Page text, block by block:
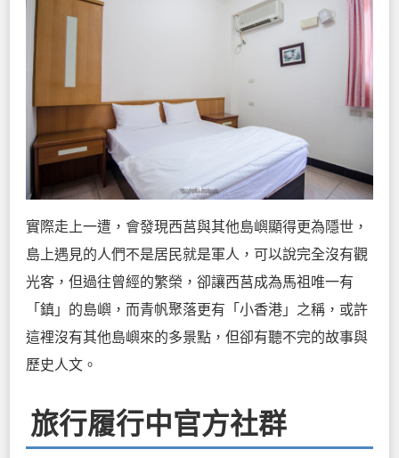
實際走上一遭，會發現西莒與其他島嶼顯得更為隱世，
島上遇見的人們不是居民就是軍人，可以說完全沒有觀
光客，但過往曾經的繁榮，卻讓西莒成為馬祖唯一有
「鎮」的島嶼，而青帆聚落更有「小香港」之稱，或許
這裡沒有其他島嶼來的多景點，但卻有聽不完的故事與
歷史人文。
旅行履行中官方社群